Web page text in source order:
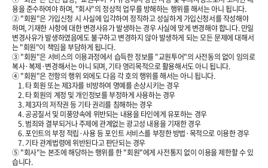
용을 준수하여야 하며, "회사"의 정상적 업무를 방해하는 행위를 해서는 아니 됩니다.
② "회원"은 가입신청 시 사실에 입각하여 정직하고 성실하게 가입신청서를 작성해야
하며, 기재한 사항에 대한 변경사유가 발생하는 경우 사실에 맞게 변경해야 합니다. 만일
변경사유가 발생하였음에도 불구하고 변경하지 않아 발생하게 되는 모든 문제에 대해서
는 "회원"이 책임을 부담하게 됩니다.
③ "회원"은 서비스의 이용과정에서 습득한 정보를 "교원투어"의 사전동의 없이 임의로
복사·복제·변경해서는 아니 되며, 기타 영리목적으로 활용해서도 아니 됩니다.
④ "회원"은 전항의 행위 외에도 다음 각 호의 행위를 해서는 아니 됩니다.
1. 타 회원 또는 제3자를 비방하여 명예를 손상시키는 경우
2. 타 회원의 계정 및 개인정보를 부정하게 사용하는 경우
3. 제3자의 저작권 등 기타 권리를 침해하는 경우
4. 공공질서 및 미풍양속에 위반되는 내용을 타인에게 유포하는 경우
5. 범죄와 결부되거나 주제에 관계없는 광고성 내용을 기재한 경우
6. 포인트의 부정 적립·사용 등 포인트 서비스를 부정한 방법·목적으로 이용한 경우
7. 기타 관계법령에 위반된다고 판단되는 경우
⑤ "회사"는 본조에 해당하는 행위를 한 "회원"에게 사전통지 없이 이용을 제한할 수 있
습니다.